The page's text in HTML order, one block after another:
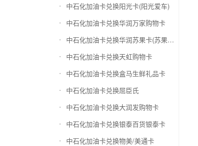
中石化加油卡兑换阳光卡(阳光爱车)
中石化加油卡兑换华润万家购物卡
中石化加油卡兑换华润苏果卡(苏果超市卡)（维护 请暂停提交）
中石化加油卡兑换天虹购物卡
中石化加油卡兑换盒马生鲜礼品卡
中石化加油卡兑换屈臣氏
中石化加油卡兑换大润发购物卡
中石化加油卡兑换银泰百货银泰卡
中石化加油卡兑换物美/美通卡